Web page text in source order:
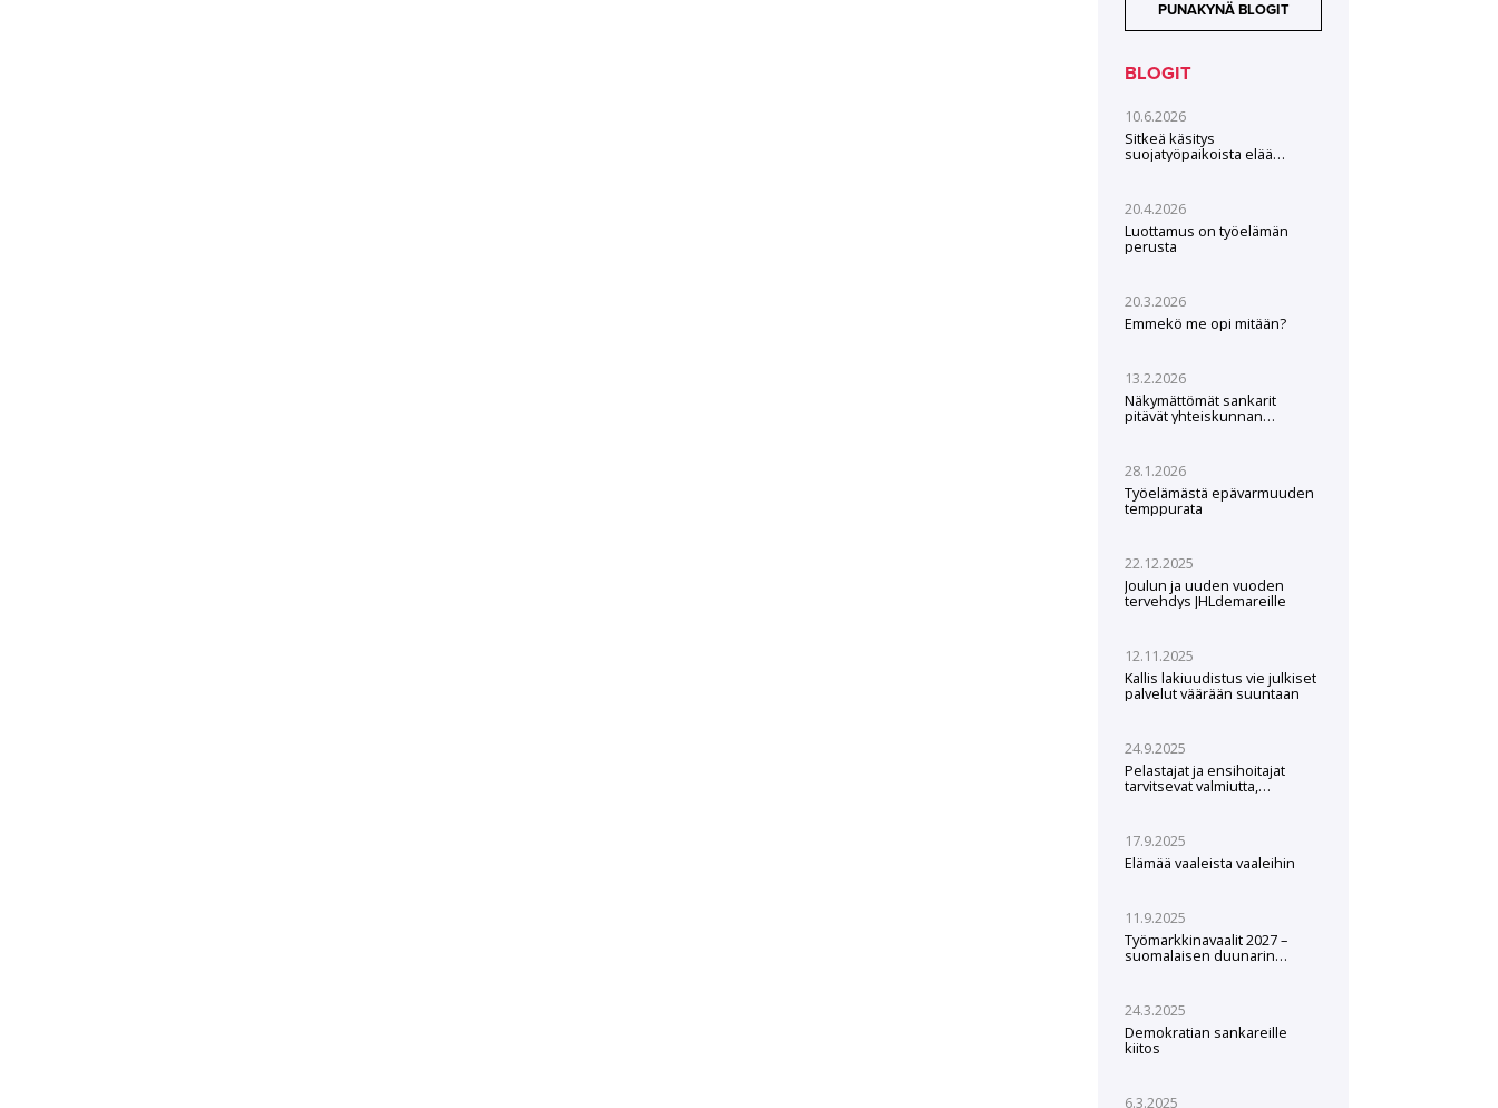
PUNAKYNÄ BLOGIT
BLOGIT
10.6.2026
Sitkeä käsitys
suojatyöpaikoista elää
20.4.2026
Luottamus on työelämän
perusta
20.3.2026
Emmekö me opi mitään?
13.2.2026
Näkymättömät sankarit
pitävät yhteiskunnan
hampaissa
28.1.2026
Työelämästä epävarmuuden
temppurata
22.12.2025
Joulun ja uuden vuoden
tervehdys JHLdemareille
12.11.2025
Kallis lakiuudistus vie julkiset
palvelut väärään suuntaan
24.9.2025
Pelastajat ja ensihoitajat
tarvitsevat valmiutta,
17.9.2025
Elämää vaaleista vaaleihin
11.9.2025
Työmarkkinavaalit 2027 –
suomalaisen duunarin
24.3.2025
Demokratian sankareille
kiitos
6.3.2025